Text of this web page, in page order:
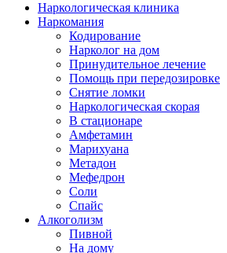
Наркологическая клиника
Наркомания
Кодирование
Нарколог на дом
Принудительное лечение
Помощь при передозировке
Снятие ломки
Наркологическая скорая
В стационаре
Амфетамин
Марихуана
Метадон
Мефедрон
Соли
Спайс
Алкоголизм
Пивной
На дому